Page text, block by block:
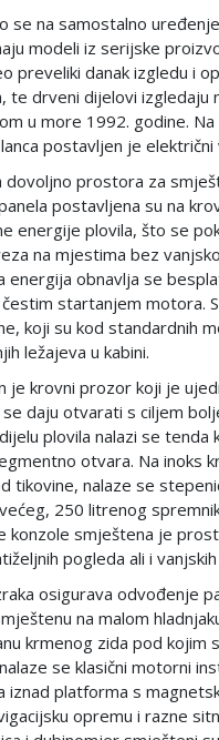
se na samostalno
modeli iz serijske
preveliki danak izgledu i
te drveni dijelovi izgledaju
u more 1992. godine. Na
postavljen je električni
dovoljno prostora za
postavljena su na
energije plovila, što se
na mjestima bez
energija obnavlja se
startanjem motora.
koji su kod standardnih
ležajeva u kabini.
je krovni prozor koji je
daju otvarati s ciljem
plovila nalazi se tenda
otvara. Na inoks
tikovine, nalaze se
250 litrenog
konzole smještena je
pogleda ali i
osigurava odvođenje
na malom
krmenog zida pod kojim
se klasični motorni
iznad platforma s
opremu i razne